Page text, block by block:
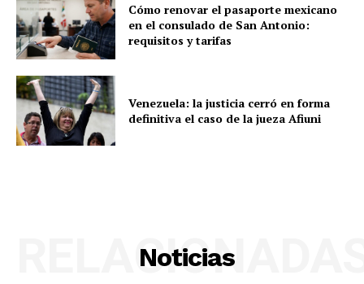
Cómo renovar el pasaporte mexicano
en el consulado de San Antonio:
requisitos y tarifas
Venezuela: la justicia cerró en forma
definitiva el caso de la jueza Afiuni
Noticias